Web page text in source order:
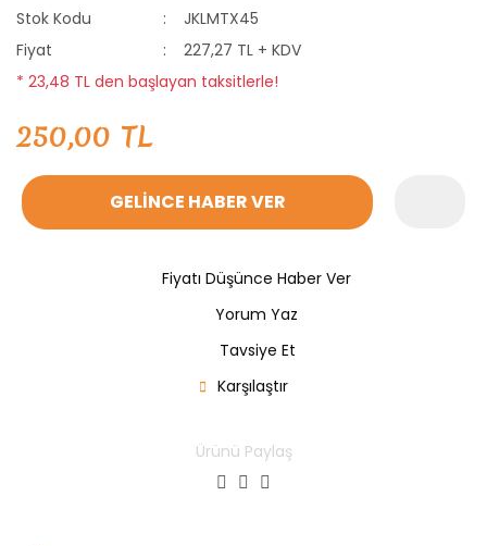
Stok Kodu
JKLMTX45
Fiyat
227,27 TL + KDV
* 23,48 TL den başlayan taksitlerle!
250,00 TL
GELİNCE HABER VER
Fiyatı Düşünce Haber Ver
Yorum Yaz
Tavsiye Et
Karşılaştır
Ürünü Paylaş